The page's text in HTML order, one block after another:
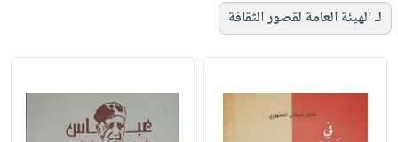
لـ الهيئة العامة لقصور الثقافة